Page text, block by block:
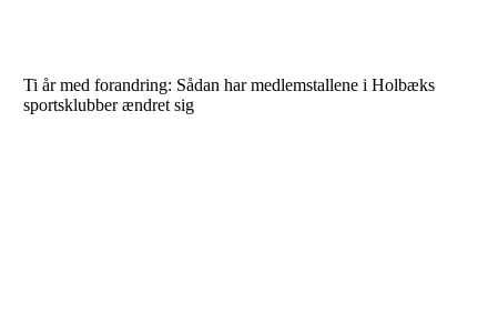
Ti år med forandring: Sådan har medlemstallene i Holbæks
sportsklubber ændret sig